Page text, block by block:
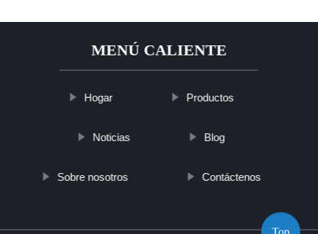
MENÚ CALIENTE
Hogar Productos
Noticias Blog
Sobre nosotros Contáctenos
Top